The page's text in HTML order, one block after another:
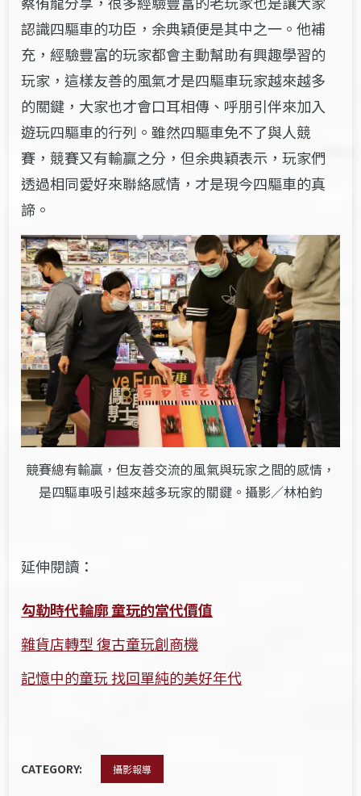
認識四驅車的功臣，余典穎便是其中之一。他補
充，經驗豐富的玩家都會主動幫助有興趣學習的
玩家，這樣友善的風氣才是四驅車玩家越來越多
的關鍵，大家也才會口耳相傳、呼朋引伴來加入
遊玩四驅車的行列。雖然四驅車免不了與人競
賽，競賽又有輸贏之分，但余典穎表示，玩家們
透過相同愛好來聯絡感情，才是現今四驅車的真
諦。
競賽總有輸贏，但友善交流的風氣與玩家之間的感情，
是四驅車吸引越來越多玩家的關鍵。攝影／林柏鈞
延伸閱讀：
勾勒時代輪廓 童玩的當代價值
雜貨店轉型 復古童玩創商機
記憶中的童玩 找回單純的美好年代
CATEGORY: 攝影報導